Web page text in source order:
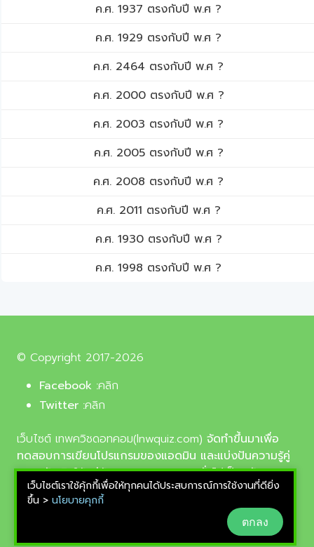
ค.ศ. 1937 ตรงกับปี พ.ศ ?
ค.ศ. 1929 ตรงกับปี พ.ศ ?
ค.ศ. 2464 ตรงกับปี พ.ศ ?
ค.ศ. 2000 ตรงกับปี พ.ศ ?
ค.ศ. 2003 ตรงกับปี พ.ศ ?
ค.ศ. 2005 ตรงกับปี พ.ศ ?
ค.ศ. 2008 ตรงกับปี พ.ศ ?
ค.ศ. 2011 ตรงกับปี พ.ศ ?
ค.ศ. 1930 ตรงกับปี พ.ศ ?
ค.ศ. 1998 ตรงกับปี พ.ศ ?
© Copyright 2017-2026
Facebook :คลิก
Twitter :คลิก
เว็บไซต์ เทพควิชดอทคอม(lnwquiz.com) จัดทำขึ้นมาเพื่อ
ทดสอบการเขียนโปรแกรมของแอดมิน และแบ่งปันความรู้คู่
ความบันเทิงให้แก่น้อง ๆ ตลอดจนบุคลทั่วไปเป็นหลัก,
รูปภาพที่นำมาใช้ประกอบบทความเป็นรูปภาพจากเว็บ
pixabay.com และunsplash.com ซึ่งเป็นเว็บแจกรูปฟรี
ลิขสิทธิ์แบบ CC0 ที่ช่างภาพจากทั่วโลกอัพโหลดไว้ให้
สามารถนำมาใช้ฟรีได้
เว็บไซต์เราใช้คุ้กกี้เพื่อให้ทุกคนได้ประสบการณ์การใช้งานที่ดียิ่ง
ขึ้น > นโยบายคุกกี้
ตกลง